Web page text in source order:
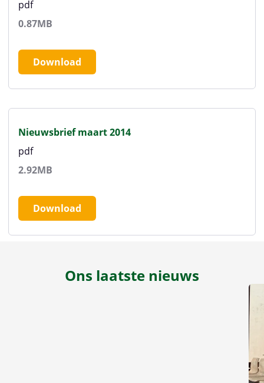
pdf
0.87MB
Download
Nieuwsbrief maart 2014
pdf
2.92MB
Download
Ons laatste nieuws